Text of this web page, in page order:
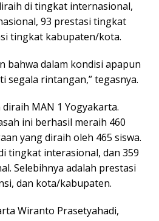
di tingkat internasional,
93 prestasi tingkat
tingkat kabupaten/kota.
bahwa dalam kondisi apapun
segala rintangan,” tegasnya.
MAN 1 Yogyakarta.
ini berhasil meraih 460
yang diraih oleh 465 siswa.
tingkat interasional, dan 359
Selebihnya adalah prestasi
dan kota/kabupaten.
Wiranto Prasetyahadi,